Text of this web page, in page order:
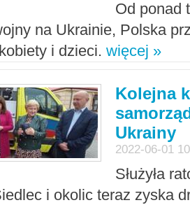
Od ponad
na Ukrainie, Polska
i dzieci. więcej »
Kolejna
Ukrainy
2022-06-01
Służyła
i okolic teraz zyska